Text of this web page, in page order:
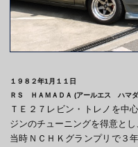
１９８２年1月１１日
ＲＳ ＨＡＭＡＤＡ (アールエス ハマ
ＴＥ２７レビン・トレノを中
ジンのチューニングを得意とし
当時ＮＣＨＫグランプリで３